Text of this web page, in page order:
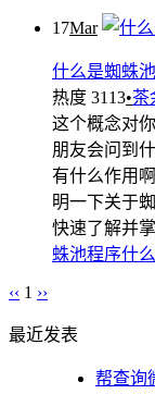
17Mar
什么是蜘蛛
热度 3113•茶
这个概念对
朋友会问到
有什么作用
明一下关于
快速了解并
蛛池程序什
‹‹ 1 ››
最近发表
帮查询